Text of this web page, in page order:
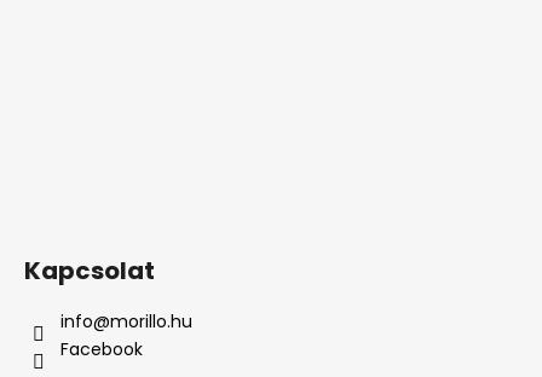
Kapcsolat
info@morillo.hu
Facebook